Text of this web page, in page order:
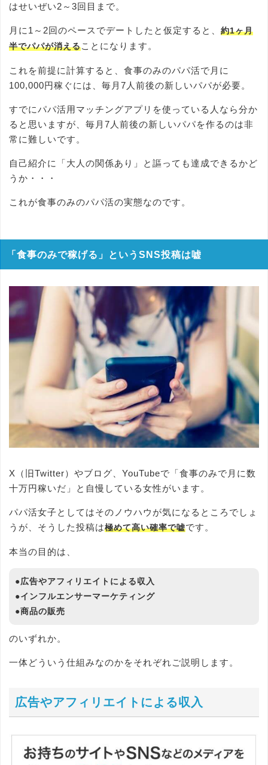
はせいぜい2～3回目まで。
月に1～2回のペースでデートしたと仮定すると、 約1ヶ月
半でパパが消えることになります。
これを前提に計算すると、食事のみのパパ活で月に
100,000円稼ぐには、毎月7人前後の新しいパパが必要。
すでにパパ活用マッチングアプリを使っている人なら分か
ると思いますが、毎月7人前後の新しいパパを作るのは非
常に難しいです。
自己紹介に「大人の関係あり」と謳っても達成できるかど
うか・・・
これが食事のみのパパ活の実態なのです。
「食事のみで稼げる」というSNS投稿は嘘
X（旧Twitter）やブログ、YouTubeで「食事のみで月に数
十万円稼いだ」と自慢している女性がいます。
パパ活女子としてはそのノウハウが気になるところでしょ
うが、そうした投稿は極めて高い確率で嘘です。
本当の目的は、
●広告やアフィリエイトによる収入
●インフルエンサーマーケティング
●商品の販売
のいずれか。
一体どういう仕組みなのかをそれぞれご説明します。
広告やアフィリエイトによる収入